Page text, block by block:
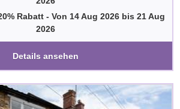
Rabatt - Von 14 Aug 2026 bis 21 Aug
2026
Details ansehen